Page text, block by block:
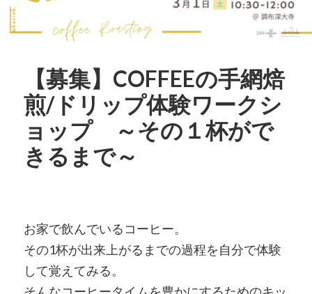
【募集】COFFEEの手網焙
煎/ドリップ体験ワークシ
ョップ ～その１杯がで
きるまで～
お家で飲んでいるコーヒー。
その1杯が出来上がるまでの過程を自分で体験
して覚えてみる。
そんなコーヒータイムを豊かにするためのキッ